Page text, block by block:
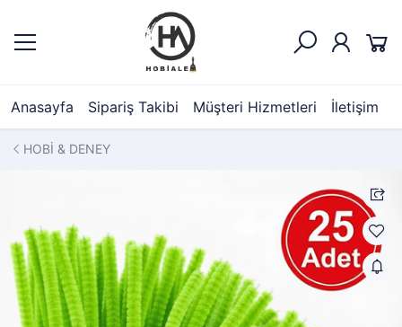
Anasayfa Sipariş Takibi Müşteri Hizmetleri İletişim
HOBİ & DENEY